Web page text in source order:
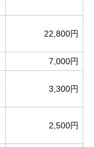
22,800円
7,000円
3,300円
2,500円